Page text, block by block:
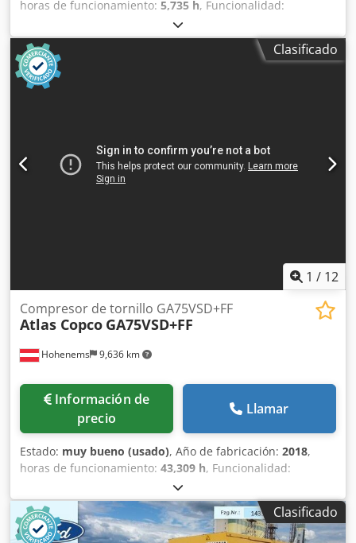
horas de funcionamiento: 5,735 h, Funcionalidad:
, Compresor de tornillo sin aceite
Atlas Copco ZR90 90 kW 7,50 bares Crsdpfjzqvvaex Aa Ejf
14 m³/min Año de fabricación: 2012 Horas de
funcionamiento: 5735
Clasificado
1 / 12
Hohenems 9,636 km
Compresor de tornillo GA75VSD+FF
Atlas Copco GA75VSD+FF
Información de
precio
Llamar
Estado: muy bueno (usado), Año de fabricación: 2018,
horas de funcionamiento: 43,309 h, Funcionalidad:
, Compresor de tornillo Atlas Copco
GA75VSD+FF Inversor y secador integrados 75 kW 12,75 bar
Crjdpszp Urwefx Aa Eof 15,50 m³/min Año de fabricación:
2018 Horas de funcionamiento: 43.309
Clasificado